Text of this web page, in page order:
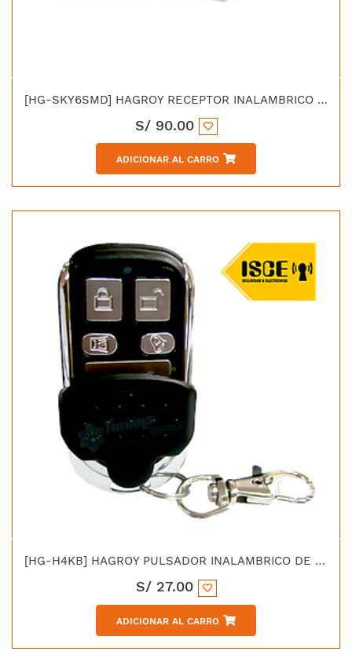
[HG-SKY6SMD] HAGROY RECEPTOR INALAMBRICO DE 6 CANALES
S/ 90.00
ADICIONAR AL CARRO
[HG-H4KB] HAGROY PULSADOR INALAMBRICO DE RF 4 BOTONES DE 100MT
S/ 27.00
ADICIONAR AL CARRO